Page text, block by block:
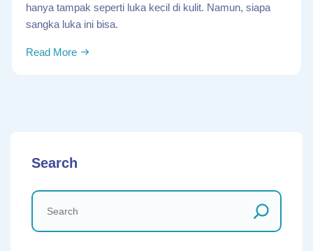
hanya tampak seperti luka kecil di kulit. Namun, siapa
sangka luka ini bisa.
Read More
Search